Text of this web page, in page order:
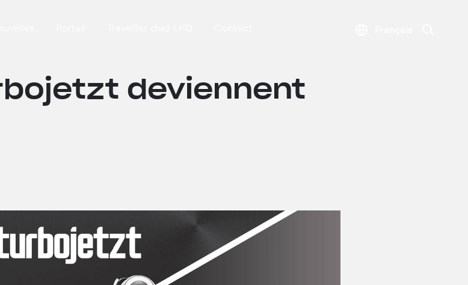
deviennent